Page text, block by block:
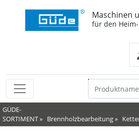
Maschinen
für den
GÜDE-
SORTIMENT» Brennholzbearbeitung»